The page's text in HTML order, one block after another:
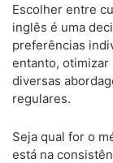
Escolher entre
inglês é uma
preferências
entanto, otimizar
diversas
regulares.
Seja qual for o
está na